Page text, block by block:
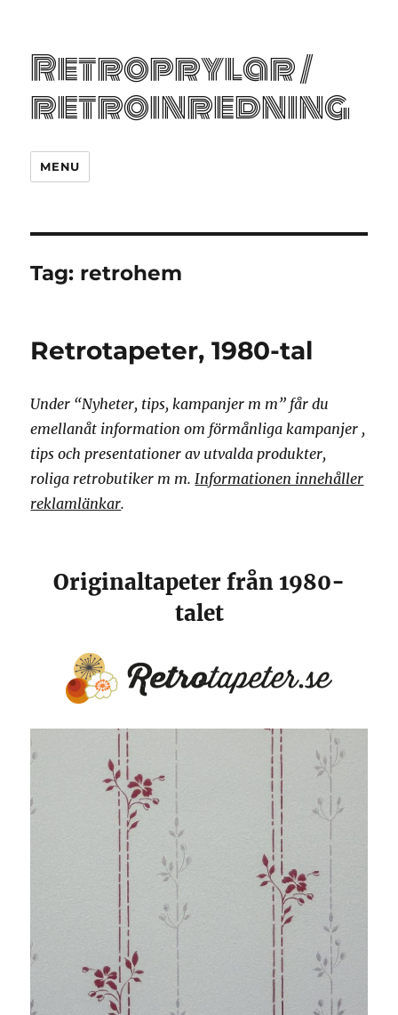
Retroprylar /
retroinredning
MENU
Tag: retrohem
Retrotapeter, 1980-tal
Under “Nyheter, tips, kampanjer m m” får du
emellanåt information om förmånliga kampanjer ,
tips och presentationer av utvalda produkter,
roliga retrobutiker m m.Informationen innehåller
reklamlänkar.
Originaltapeter från 1980-
talet